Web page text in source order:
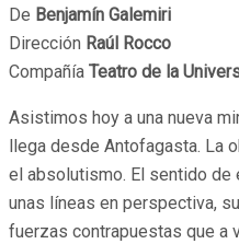
De Benjamín Galemiri
Dirección Raúl Rocco
Compañía Teatro de la
Asistimos hoy a una nueva
llega desde Antofagasta. La
el absolutismo. El sentido de
unas líneas en perspectiva,
fuerzas contrapuestas que a